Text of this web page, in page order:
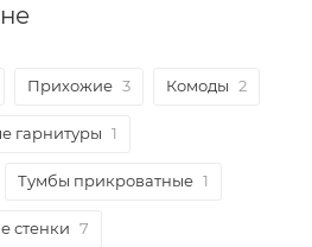
Прихожие 3 Комоды 2
гарнитуры 1
Тумбы прикроватные 1
стенки 7